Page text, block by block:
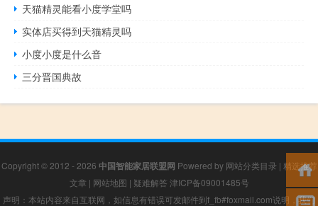
天猫精灵能看小度学堂吗
实体店买得到天猫精灵吗
小度小度是什么音
三分晋国典故
Copyright © 2012 - 2026 中国智能家居联盟网 Powered by 网站分类目录 | 精选推荐
文章 | 网站地图 | 疑难解答 津ICP备09001485号
声明：本站内容来自互联网，如信息有错误可发邮件到f_fb#foxmail.com说明，我们